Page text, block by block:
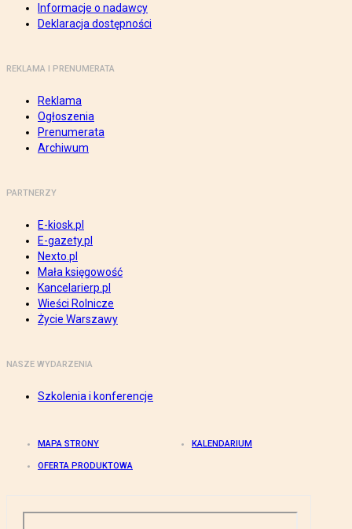
Informacje o nadawcy
Deklaracja dostępności
REKLAMA I PRENUMERATA
Reklama
Ogłoszenia
Prenumerata
Archiwum
PARTNERZY
E-kiosk.pl
E-gazety.pl
Nexto.pl
Mała księgowość
Kancelarierp.pl
Wieści Rolnicze
Życie Warszawy
NASZE WYDARZENIA
Szkolenia i konferencje
MAPA STRONY KALENDARIUM
OFERTA PRODUKTOWA